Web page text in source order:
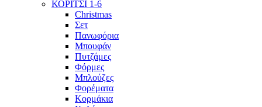
ΚΟΡΙΤΣΙ 1-6
Christmas
Σετ
Πανωφόρια
Μπουφάν
Πυτζάμες
Φόρμες
Μπλούζες
Φορέματα
Κορμάκια